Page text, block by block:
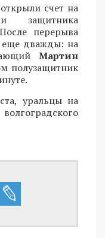
открыли счет на
защитника
перерыва
еще дважды: на
Мартин
полузащитник
уральцы на